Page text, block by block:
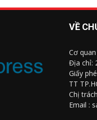
VỀ
Cơ
Địa chỉ:
Giấy
TT
Chị
Email :